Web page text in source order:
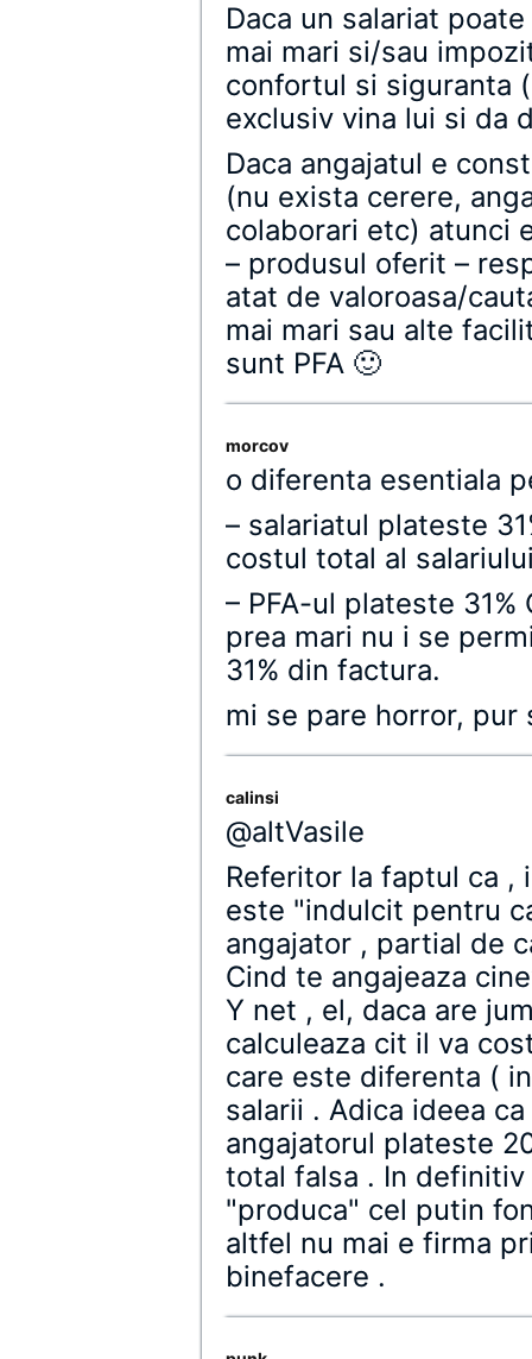
Daca un salariat
mai mari si/sau
confortul si siguranta
exclusiv vina lui si da
Daca angajatul e
(nu exista cerere,
colaborari etc) atunci
– produsul oferit –
atat de valoroasa/
mai mari sau alte
sunt PFA 🙂
morcov
o diferenta esentiala
– salariatul plateste
costul total al
– PFA-ul plateste
prea mari nu i se
31% din factura.
mi se pare horror,
calinsi
@altVasile
Referitor la faptul ca ,
este "indulcit pentru
angajator , partial de
Cind te angajeaza
Y net , el, daca are
calculeaza cit il va
care este diferenta (
salarii . Adica ideea
angajatorul plateste
total falsa . In
"produca" cel putin
altfel nu mai e firma
binefacere .